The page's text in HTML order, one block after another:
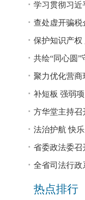
学习贯彻习近
和指示精神专
查处虚开骗税
回税款损失
保护知识产
省公安厅公布
典型案例
共绘“同心圆
察院、省妇联
聚力优化营商
—— 省法院驻
部赴企参观学
补短板 强弱
力
方华堂主持召
我加压 砥砺
出彩
法治护航 快
欺凌、防性侵
省委政法委召
0327号提案
全省司法行政
培训班开班
热点排行